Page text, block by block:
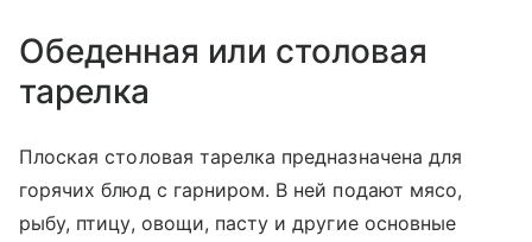
Обеденная или столовая
тарелка
Плоская столовая тарелка предназначена для
горячих блюд с гарниром. В ней подают мясо,
рыбу, птицу, овощи, пасту и другие основные